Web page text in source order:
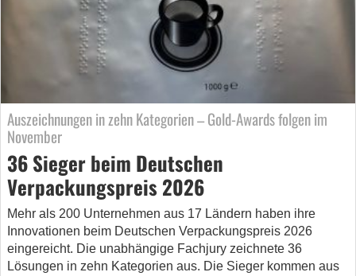
Auszeichnungen in zehn Kategorien – Gold-Awards folgen im
November
36 Sieger beim Deutschen
Verpackungspreis 2026
Mehr als 200 Unternehmen aus 17 Ländern haben ihre
Innovationen beim Deutschen Verpackungspreis 2026
eingereicht. Die unabhängige Fachjury zeichnete 36
Lösungen in zehn Kategorien aus. Die Sieger kommen aus